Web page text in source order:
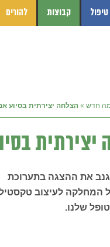
טיפול קבוצות להורים
מה חדש » הצלחה יצירתית בסיוע
יצירתית
את ההצגה בתערוכת
המחלקה לעיצוב
שלנו.